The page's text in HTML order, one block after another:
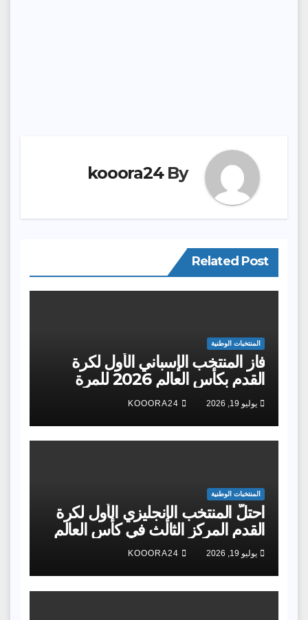
By
kooora24
Related Post
المنتخبات الوطنية
فاز المنتخب الإسباني الأول لكرة
القدم بكأس العالم 2026 للمرة
الثانية في تاريخه بعدما هزم نظيره
الأرجنتيني
يوليو 19, 2026 KOOORA24
المنتخبات الوطنية
احتلَّ المنتخب الإنجليزي الأول لكرة
القدم المركز الثالث في كأس العالم
يوليو 19, 2026 KOOORA24